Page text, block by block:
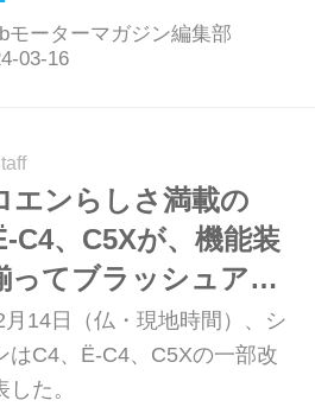
イルは、メルセデス・ベンツ
がすでに高い支持を得ていた
2011年5月に日本にも投入さ
となったが、本国デビュー当
評価されていたのだろうか。
誌はイタリア・サルデ
開催された国際試乗会に参加
ので、今回はその時の模様を
てみよう。（以下の試乗記
Magazine 2010年11月号よ
モーターマガジン編集部
エンらしさ満載の
C4、C5Xが、機能装
ってブラッシュアッ
月14日（仏・現地時間）、シ
はC4、Ë-C4、C5Xの一部改
した。